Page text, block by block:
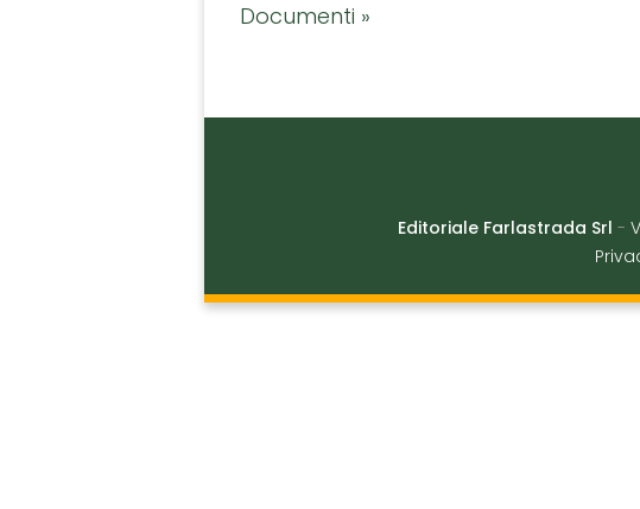
Documenti »
Editoriale Farlastrada Srl -